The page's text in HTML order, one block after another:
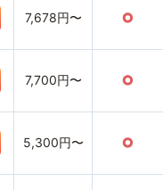
7,678円〜 ○
7,700円〜 ○
5,300円〜 ○